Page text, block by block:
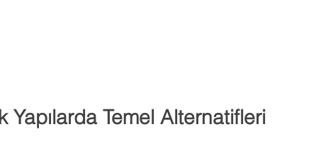
Yapılarda Temel Alternatifleri